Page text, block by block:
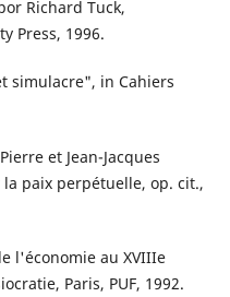
por Richard Tuck,
Press, 1996.
simulacre", in Cahiers
et Jean-Jacques
paix perpétuelle, op. cit.,
l'économie au XVIIIe
Paris, PUF, 1992.